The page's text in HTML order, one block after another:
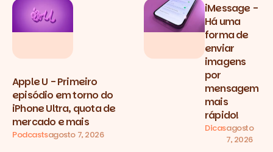
Apple U - Primeiro
episódio em torno do
iPhone Ultra, quota de
mercado e mais
Podcastsagosto 7, 2026
iMessage -
Há uma
forma de
enviar
imagens
por
mensagem
mais
rápido!
Dicasagosto
7, 2026